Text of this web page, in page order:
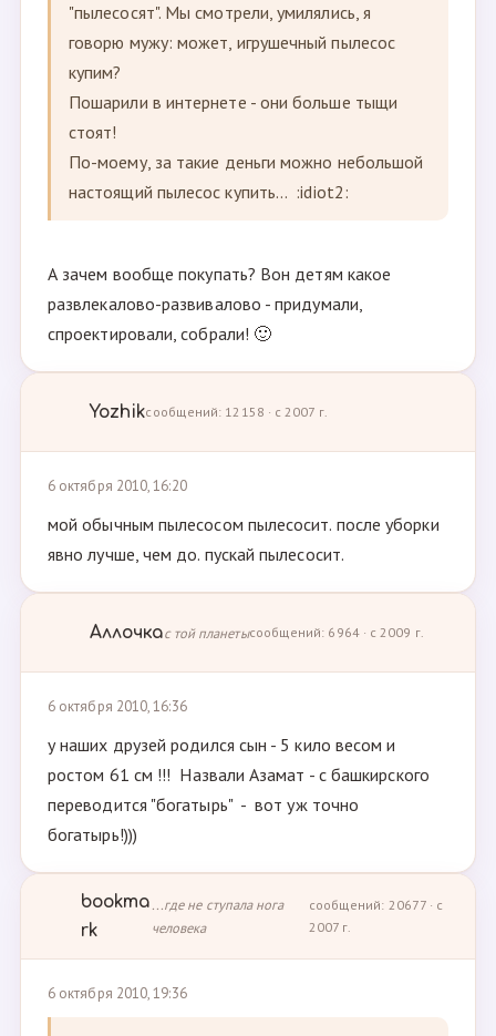
"пылесосят". Мы смотрели, умилялись, я
говорю мужу: может, игрушечный пылесос
купим?
Пошарили в интернете - они больше тыщи
стоят!
По-моему, за такие деньги можно небольшой
настоящий пылесос купить... :idiot2:
А зачем вообще покупать? Вон детям какое
развлекалово-развивалово - придумали,
спроектировали, собрали! 🙂
Yozhikсообщений: 12158 · с 2007 г.
6 октября 2010, 16:20
мой обычным пылесосом пылесосит. после уборки
явно лучше, чем до. пускай пылесосит.
Аллочкас той планетысообщений: 6964 · с 2009 г.
6 октября 2010, 16:36
у наших друзей родился сын - 5 кило весом и
ростом 61 см !!! Назвали Азамат - с башкирского
переводится "богатырь" - вот уж точно
богатырь!)))
bookma
rk
...где не ступала нога
человека
сообщений: 20677 · с
2007 г.
6 октября 2010, 19:36